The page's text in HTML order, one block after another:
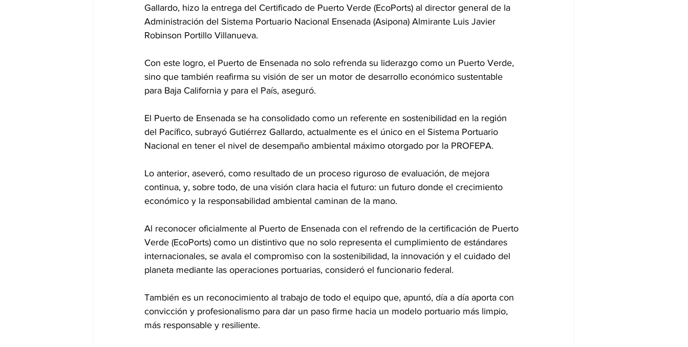
Gallardo, hizo la entrega del Certificado de Puerto Verde (EcoPorts) al director general de la
Administración del Sistema Portuario Nacional Ensenada (Asipona) Almirante Luis Javier
Robinson Portillo Villanueva.
Con este logro, el Puerto de Ensenada no solo refrenda su liderazgo como un Puerto Verde,
sino que también reafirma su visión de ser un motor de desarrollo económico sustentable
para Baja California y para el País, aseguró.
El Puerto de Ensenada se ha consolidado como un referente en sostenibilidad en la región
del Pacífico, subrayó Gutiérrez Gallardo, actualmente es el único en el Sistema Portuario
Nacional en tener el nivel de desempaño ambiental máximo otorgado por la PROFEPA.
Lo anterior, aseveró, como resultado de un proceso riguroso de evaluación, de mejora
continua, y, sobre todo, de una visión clara hacia el futuro: un futuro donde el crecimiento
económico y la responsabilidad ambiental caminan de la mano.
Al reconocer oficialmente al Puerto de Ensenada con el refrendo de la certificación de Puerto
Verde (EcoPorts) como un distintivo que no solo representa el cumplimiento de estándares
internacionales, se avala el compromiso con la sostenibilidad, la innovación y el cuidado del
planeta mediante las operaciones portuarias, consideró el funcionario federal.
También es un reconocimiento al trabajo de todo el equipo que, apuntó, día a día aporta con
convicción y profesionalismo para dar un paso firme hacia un modelo portuario más limpio,
más responsable y resiliente.